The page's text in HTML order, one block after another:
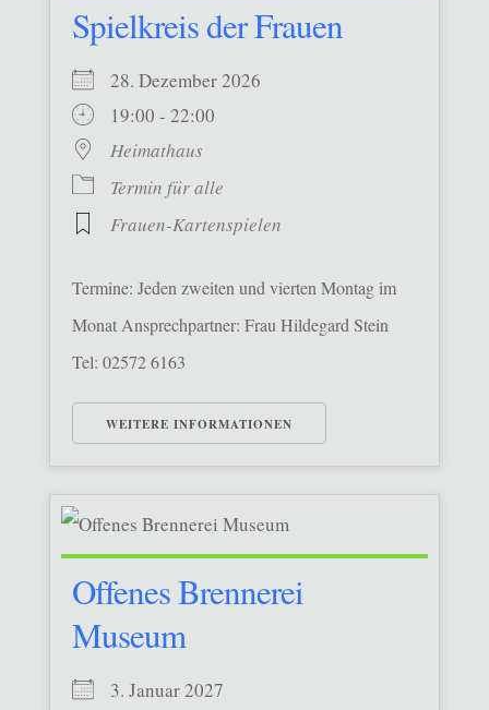
Spielkreis der Frauen
28. Dezember 2026
19:00 - 22:00
Heimathaus
Termin für alle
Frauen-Kartenspielen
Termine: Jeden zweiten und vierten Montag im
Monat Ansprechpartner: Frau Hildegard Stein
Tel: 02572 6163
WEITERE INFORMATIONEN
Offenes Brennerei
Museum
3. Januar 2027